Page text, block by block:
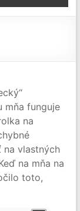
mňa funguje
na
na vlastných
na mňa na
toto,